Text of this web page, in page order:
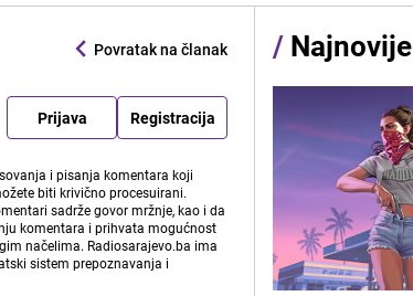
Povratak na članak
Prijava Registracija
i pisanja komentara koji
biti krivično procesuirani.
sadrže govor mržnje, kao i da
komentara i prihvata mogućnost
načelima. Radiosarajevo.ba ima
sistem prepoznavanja i
/ Najnovije